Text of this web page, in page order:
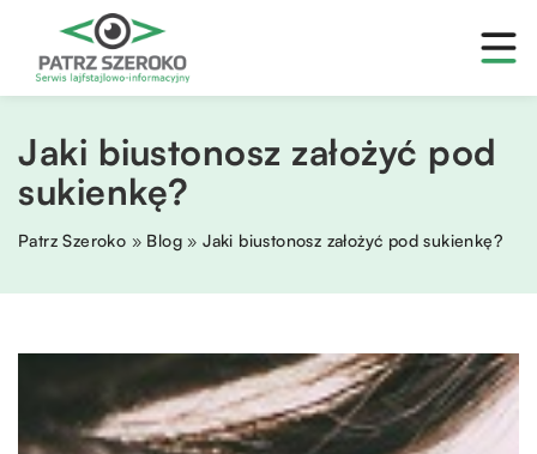
Jaki biustonosz założyć pod
sukienkę?
Patrz Szeroko » Blog »Jaki biustonosz założyć pod sukienkę?